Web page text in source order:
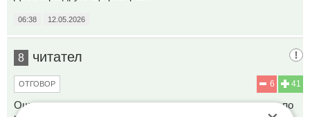
06:38 12.05.2026
8 читател
41
6
ОТГОВОР
Още един месец така и краварите ще ги гонят с тоягите по